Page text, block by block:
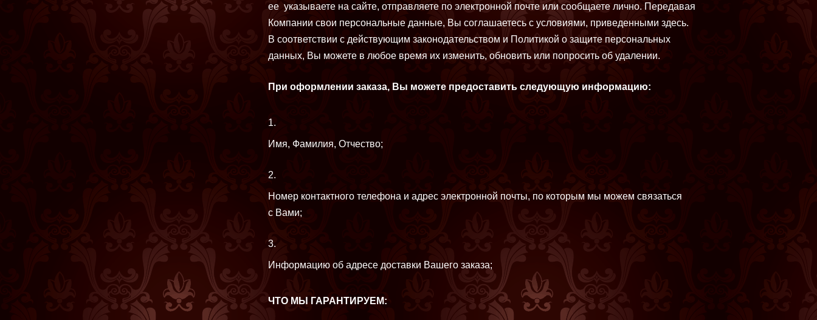
ее указываете на сайте, отправляете по электронной почте или сообщаете лично. Передавая
Компании свои персональные данные, Вы соглашаетесь с условиями, приведенными здесь.
В соответствии с действующим законодательством и Политикой о защите персональных
данных, Вы можете в любое время их изменить, обновить или попросить об удалении.
При оформлении заказа, Вы можете предоставить следующую информацию:
Имя, Фамилия, Отчество;
Номер контактного телефона и адрес электронной почты, по которым мы можем связаться
с Вами;
Информацию об адресе доставки Вашего заказа;
ЧТО МЫ ГАРАНТИРУЕМ: